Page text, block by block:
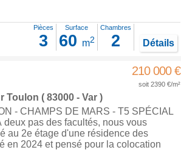
Pièces
3
Surface
60 m2
Chambres
2 Détails
210 000 €
soit 2390 €/m²
Toulon ( 83000 - Var )
- CHAMPS DE MARS - T5 SPÉCIAL
pas des facultés, nous vous
au 2e étage d'une résidence des
en 2024 et pensé pour la colocation